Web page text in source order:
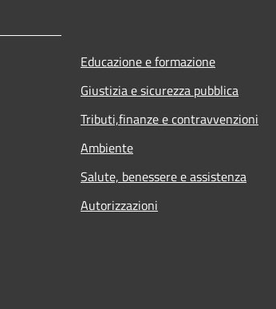
Educazione e formazione
Giustizia e sicurezza pubblica
Tributi,finanze e contravvenzioni
Ambiente
Salute, benessere e assistenza
Autorizzazioni